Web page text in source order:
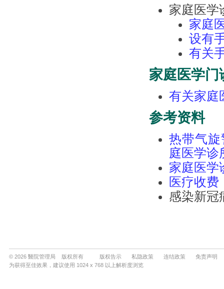
© 2026 醫院管理局 版权所有 版权告示 私隐政策 连结政策
免责声明
为获得至佳效果，建议使用 1024 x 768 以上解析度浏览